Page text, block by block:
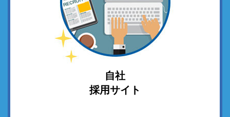
自社
採用サイト